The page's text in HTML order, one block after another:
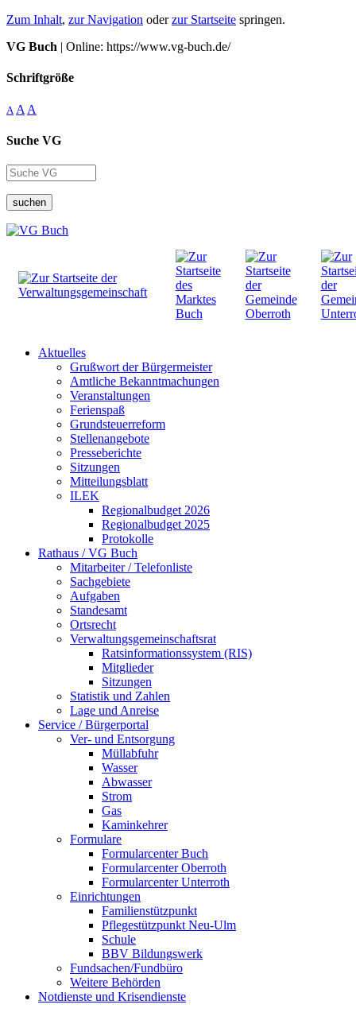
Zum Inhalt, zur Navigation oderzur Startseite springen.
VG Buch | Online: https://www.vg-buch.de/
Schriftgröße
A A A
Suche VG
suchen
Aktuelles
Grußwort der Bürgermeister
Amtliche Bekanntmachungen
Veranstaltungen
Ferienspaß
Grundsteuerreform
Stellenangebote
Presseberichte
Sitzungen
Mitteilungsblatt
ILEK
Regionalbudget 2026
Regionalbudget 2025
Protokolle
Rathaus / VG Buch
Mitarbeiter / Telefonliste
Sachgebiete
Aufgaben
Standesamt
Ortsrecht
Verwaltungsgemeinschaftsrat
Ratsinformationssystem (RIS)
Mitglieder
Sitzungen
Statistik und Zahlen
Lage und Anreise
Service / Bürgerportal
Ver- und Entsorgung
Müllabfuhr
Wasser
Abwasser
Strom
Gas
Kaminkehrer
Formulare
Formularcenter Buch
Formularcenter Oberroth
Formularcenter Unterroth
Einrichtungen
Familienstützpunkt
Pflegestützpunkt Neu-Ulm
Schule
BBV Bildungswerk
Fundsachen/Fundbüro
Weitere Behörden
Notdienste und Krisendienste